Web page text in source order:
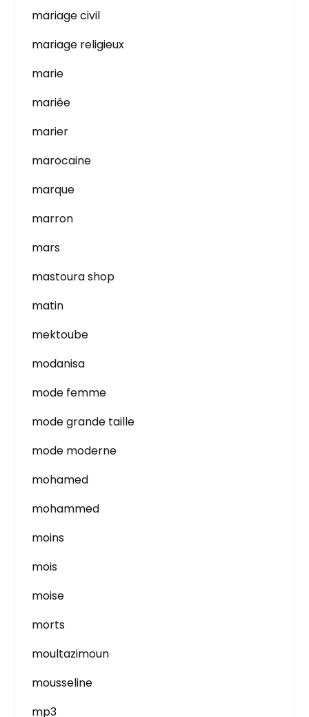
mariage civil
mariage religieux
marie
mariée
marier
marocaine
marque
marron
mars
mastoura shop
matin
mektoube
modanisa
mode femme
mode grande taille
mode moderne
mohamed
mohammed
moins
mois
moise
morts
moultazimoun
mousseline
mp3